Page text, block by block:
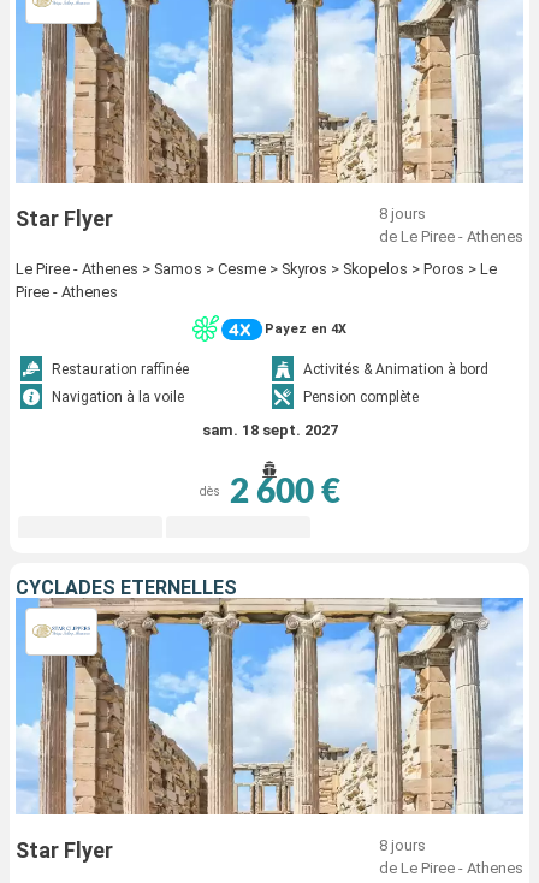
Star Flyer
8 jours
de Le Piree - Athenes
Le Piree - Athenes > Samos > Cesme > Skyros > Skopelos > Poros > Le
Piree - Athenes
Payez en 4X
Restauration raffinée
Activités & Animation à bord
Navigation à la voile
Pension complète
sam. 18 sept. 2027
dès 2 600 €
CYCLADES ÉTERNELLES
Star Flyer
8 jours
de Le Piree - Athenes